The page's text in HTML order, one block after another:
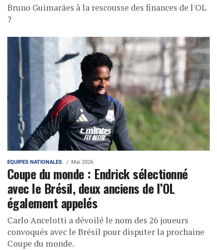
Bruno Guimarães à la rescousse des finances de l'OL
?
EQUIPES NATIONALES Mai 2026
Coupe du monde : Endrick sélectionné
avec le Brésil, deux anciens de l’OL
également appelés
Carlo Ancelotti a dévoilé le nom des 26 joueurs
convoqués avec le Brésil pour disputer la prochaine
Coupe du monde.